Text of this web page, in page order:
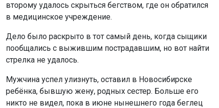
второму удалось скрыться бегством, где он обратился
в медицинское учреждение.
Дело было раскрыто в тот самый день, когда сыщики
пообщались с выжившим пострадавшим, но вот найти
стрелка не удалось.
Мужчина успел улизнуть, оставил в Новосибирске
ребёнка, бывшую жену, родных сестер. Больше его
никто не видел, пока в июне нынешнего года беглец